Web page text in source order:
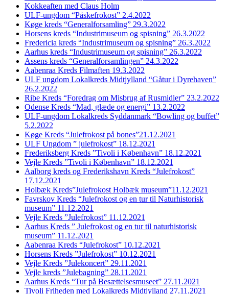
Kokkeaften med Claus Holm
ULF-ungdom “Påskefrokost” 2.4.2022
Køge kreds “Generalforsamling” 29.3.2022
Horsens kreds “Industrimuseum og spisning” 26.3.2022
Fredericia kreds “Industrimuseum og spisning” 26.3.2022
Aarhus kreds “Industrimuseum og spisning” 26.3.2022
Assens kreds “Generalforsamlingen” 24.3.2022
Aabenraa Kreds Filmaften 19.3.2022
ULF ungdom Lokalkreds Midtjylland “Gåtur i Dyrehaven”
26.2.2022
Ribe Kreds “Foredrag om Misbrug af Rusmidler” 23.2.2022
Odense Kreds “Mad, glæde og energi” 13.2.2022
ULF-ungdom Lokalkreds Syddanmark “Bowling og buffet”
5.2.2022
Køge Kreds “Julefrokost på bones”21.12.2021
ULF Ungdom ” julefrokost” 18.12.2021
Frederiksberg Kreds ”Tivoli i København” 18.12.2021
Vejle Kreds ”Tivoli i København” 18.12.2021
Aalborg kreds og Frederikshavn Kreds “Julefrokost”
17.12.2021
Holbæk Kreds”Julefrokost Holbæk museum”11.12.2021
Favrskov Kreds “Julefrokost og en tur til Naturhistorisk
museum” 11.12.2021
Vejle Kreds ”Julefrokost” 11.12.2021
Aarhus Kreds ” Julefrokost og en tur til naturhistorisk
museum” 11.12.2021
Aabenraa Kreds “Julefrokost” 10.12.2021
Horsens Kreds ”Julefrokost” 10.12.2021
Vejle Kreds ”Julekoncert” 29.11.2021
Vejle kreds ”Julebagning” 28.11.2021
Aarhus Kreds “Tur på Besættelsesmuseet” 27.11.2021
Tivoli Friheden med Lokalkreds Midtjylland 27.11.2021